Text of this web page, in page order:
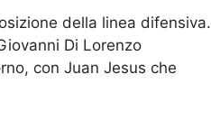
della linea difensiva.
Di Lorenzo
con Juan Jesus che